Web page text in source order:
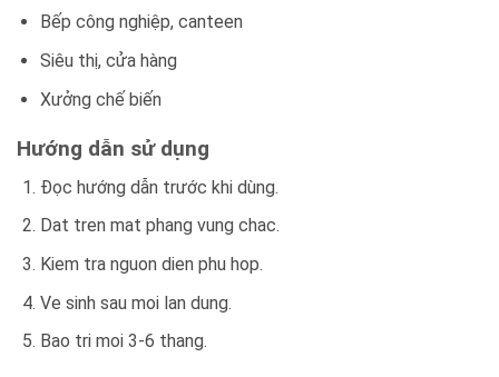
Bếp công nghiệp, canteen
Siêu thị, cửa hàng
Xưởng chế biến
Hướng dẫn sử dụng
Đọc hướng dẫn trước khi dùng.
Dat tren mat phang vung chac.
Kiem tra nguon dien phu hop.
Ve sinh sau moi lan dung.
Bao tri moi 3-6 thang.